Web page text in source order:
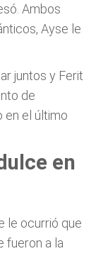
Ambos
Ayse le
juntos y Ferit
de
en el último
en
le ocurrió que
fueron a la